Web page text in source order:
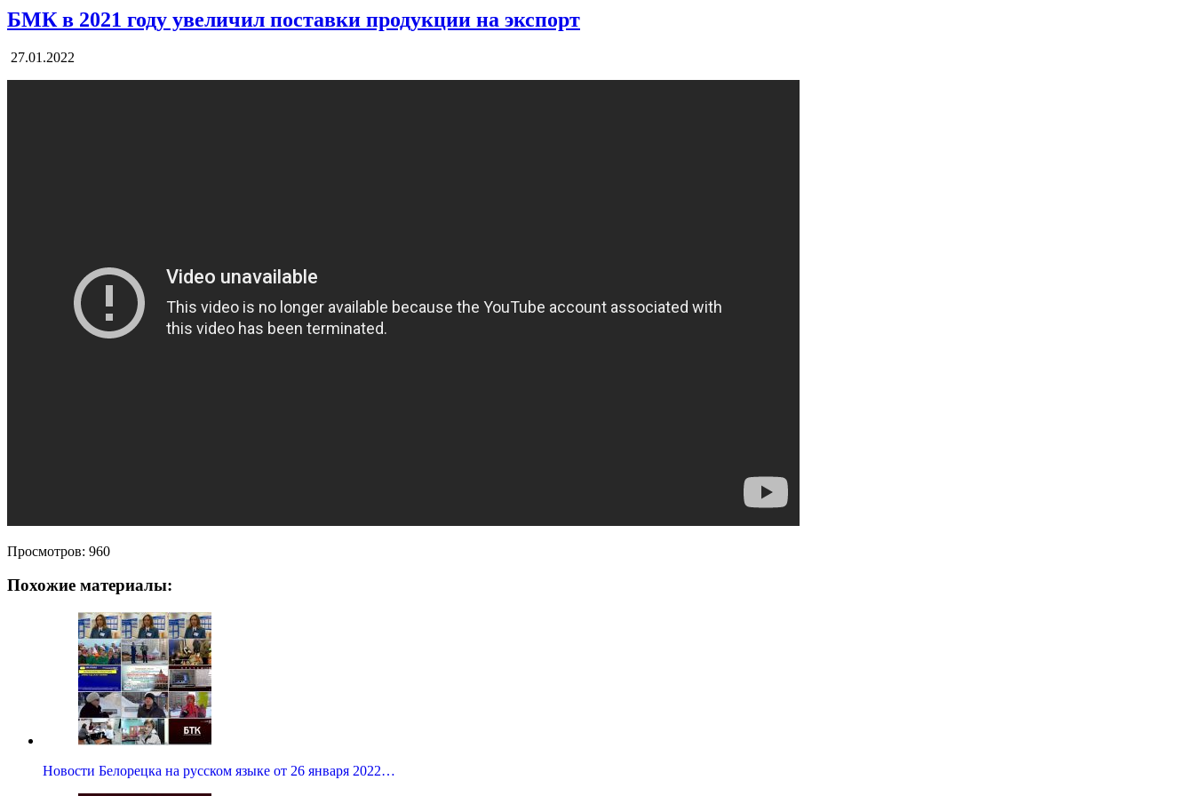
БМК в 2021 году увеличил поставки продукции на экспорт
27.01.2022
Просмотров: 960
Похожие материалы:
Новости Белорецка на русском языке от 26 января 2022…